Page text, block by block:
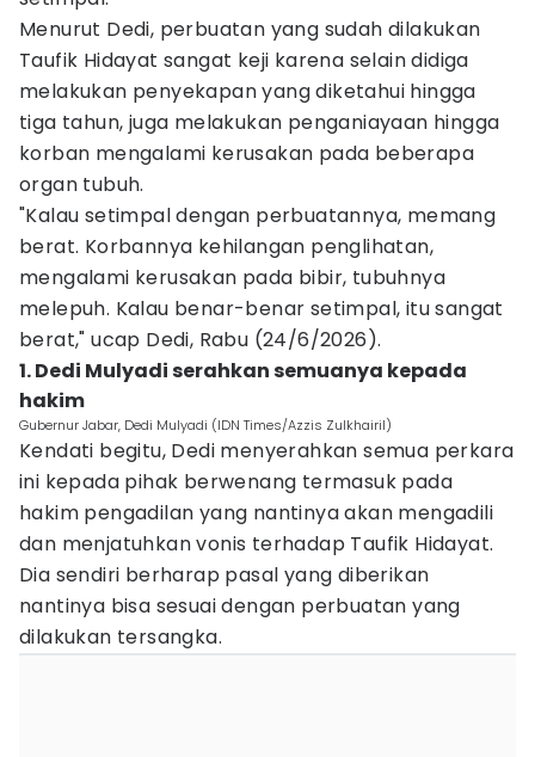
Menurut Dedi, perbuatan yang sudah dilakukan
Taufik Hidayat sangat keji karena selain didiga
melakukan penyekapan yang diketahui hingga
tiga tahun, juga melakukan penganiayaan hingga
korban mengalami kerusakan pada beberapa
organ tubuh.
"Kalau setimpal dengan perbuatannya, memang
berat. Korbannya kehilangan penglihatan,
mengalami kerusakan pada bibir, tubuhnya
melepuh. Kalau benar-benar setimpal, itu sangat
berat," ucap Dedi, Rabu (24/6/2026).
1. Dedi Mulyadi serahkan semuanya kepada
hakim
Gubernur Jabar, Dedi Mulyadi (IDN Times/Azzis Zulkhairil)
Kendati begitu, Dedi menyerahkan semua perkara
ini kepada pihak berwenang termasuk pada
hakim pengadilan yang nantinya akan mengadili
dan menjatuhkan vonis terhadap Taufik Hidayat.
Dia sendiri berharap pasal yang diberikan
nantinya bisa sesuai dengan perbuatan yang
dilakukan tersangka.